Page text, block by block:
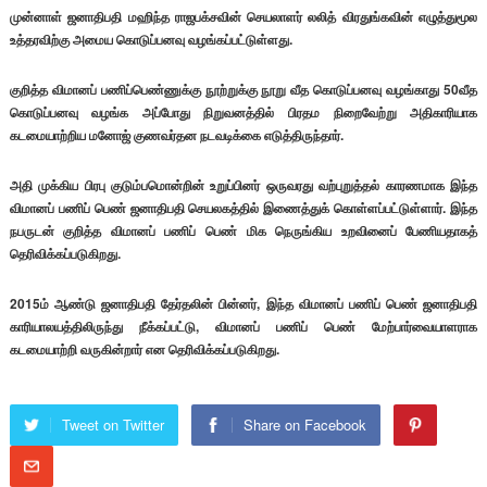
முன்னாள் ஜனாதிபதி மஹிந்த ராஜபக்சவின் செயலாளர் லலித் விரதுங்கவின் எழுத்துமூல
உத்தரவிற்கு அமைய கொடுப்பனவு வழங்கப்பட்டுள்ளது.
குறித்த விமானப் பணிப்பெண்ணுக்கு நூற்றுக்கு நூறு வீத கொடுப்பனவு வழங்காது 50வீத
கொடுப்பனவு வழங்க அப்போது நிறுவனத்தில் பிரதம நிறைவேற்று அதிகாரியாக
கடமையாற்றிய மனோஜ் குணவர்தன நடவடிக்கை எடுத்திருந்தார்.
அதி முக்கிய பிரபு குடும்பமொன்றின் உறுப்பினர் ஒருவரது வற்புறுத்தல் காரணமாக இந்த
விமானப் பணிப் பெண் ஜனாதிபதி செயலகத்தில் இணைத்துக் கொள்ளப்பட்டுள்ளார். இந்த
நபருடன் குறித்த விமானப் பணிப் பெண் மிக நெருங்கிய உறவினைப் பேணியதாகத்
தெரிவிக்கப்படுகிறது.
2015ம் ஆண்டு ஜனாதிபதி தேர்தலின் பின்னர், இந்த விமானப் பணிப் பெண் ஜனாதிபதி
காரியாலயத்திலிருந்து நீக்கப்பட்டு, விமானப் பணிப் பெண் மேற்பார்வையாளராக
கடமையாற்றி வருகின்றார் என தெரிவிக்கப்படுகிறது.
Tweet on Twitter Share on Facebook